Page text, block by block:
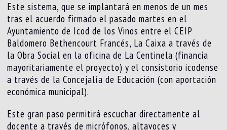
Este sistema, que se implantará en menos de un mes
tras el acuerdo firmado el pasado martes en el
Ayuntamiento de Icod de los Vinos entre el CEIP
Baldomero Bethencourt Francés, La Caixa a través de
la Obra Social en la oficina de La Centinela (financia
mayoritariamente el proyecto) y el consistorio icodense
a través de la Concejalía de Educación (con aportación
económica municipal).
Este gran paso permitirá escuchar directamente al
docente a través de micrófonos, altavoces y